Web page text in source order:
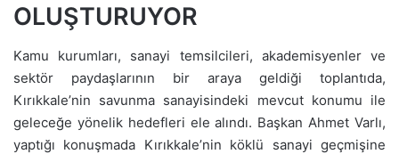
OLUŞTURUYOR
Kamu kurumları, sanayi temsilcileri, akademisyenler ve
sektör paydaşlarının bir araya geldiği toplantıda,
Kırıkkale’nin savunma sanayisindeki mevcut konumu ile
geleceğe yönelik hedefleri ele alındı. Başkan Ahmet Varlı,
yaptığı konuşmada Kırıkkale’nin köklü sanayi geçmişine